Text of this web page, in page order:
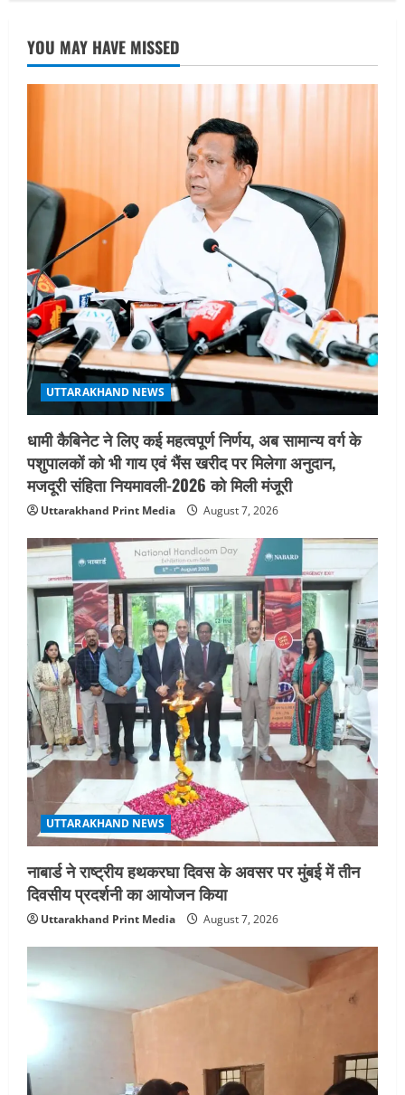
2
नाबार्ड ने राष्ट्रीय हथकरघा दिवस के अवसर पर
मुंबई में तीन दिवसीय प्रदर्शनी का आयोजन किया
3
UTTARAKHAND NEWS
जिलाधिकारी/जिला निर्वाचन अधिकारी ने
सहसपुर विधानसभा क्षेत्र के पोलिंग बूथों का
निरीक्षण कर एसआईआर आपत्ति निस्तारण
शिविर की व्यवस्थाओं का लिया जायजा
August 6, 2026
4
UTTARAKHAND NEWS
तीलू रौतेली पुरस्कार के लिए 13 वीरांगनाओं का
चयन : रेखा आर्या
August 6, 2026
5
UTTARAKHAND NEWS
मिस उत्तराखंड 2026 के सब-कॉन्टेस्ट ‘मिस
ब्यूटीफुल आइज़’ एवं ‘मिस ब्यूटीफुल हेयर’ का
आयोजन
August 5, 2026
YOU MAY HAVE MISSED
UTTARAKHAND NEWS
धामी कैबिनेट ने लिए कई महत्वपूर्ण निर्णय, अब सामान्य वर्ग के
पशुपालकों को भी गाय एवं भैंस खरीद पर मिलेगा अनुदान,
मजदूरी संहिता नियमावली-2026 को मिली मंजूरी
Uttarakhand Print Media August 7, 2026
UTTARAKHAND NEWS
नाबार्ड ने राष्ट्रीय हथकरघा दिवस के अवसर पर मुंबई में तीन
दिवसीय प्रदर्शनी का आयोजन किया
Uttarakhand Print Media August 7, 2026